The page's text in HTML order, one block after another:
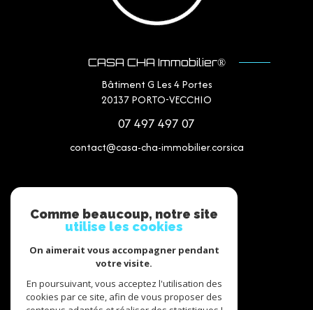
CASA CHA Immobilier®
Bâtiment G Les 4 Portes
20137PORTO-VECCHIO
07 497 497 07
contact@casa-cha-immobilier.corsica
Nous suivre
Comme beaucoup, notre site
utilise les cookies
On aimerait vous accompagner pendant
votre visite.
En poursuivant, vous acceptez l'utilisation des
cookies par ce site, afin de vous proposer des